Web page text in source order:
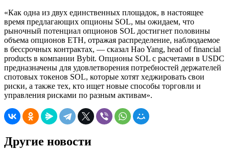
«Как одна из двух единственных площадок, в настоящее
время предлагающих опционы SOL, мы ожидаем, что
рыночный потенциал опционов SOL достигнет половины
объема опционов ETH, отражая распределение, наблюдаемое
в бессрочных контрактах, — сказал Hao Yang, head of financial
products в компании Bybit. Опционы SOL с расчетами в USDC
предназначены для удовлетворения потребностей держателей
спотовых токенов SOL, которые хотят хеджировать свои
риски, а также тех, кто ищет новые способы торговли и
управления рисками по разным активам».
Другие новости